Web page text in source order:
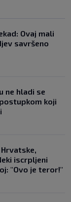
Ovaj mali
savršeno
ne hladi se
koji
iscrpljeni
"Ovo je teror!"